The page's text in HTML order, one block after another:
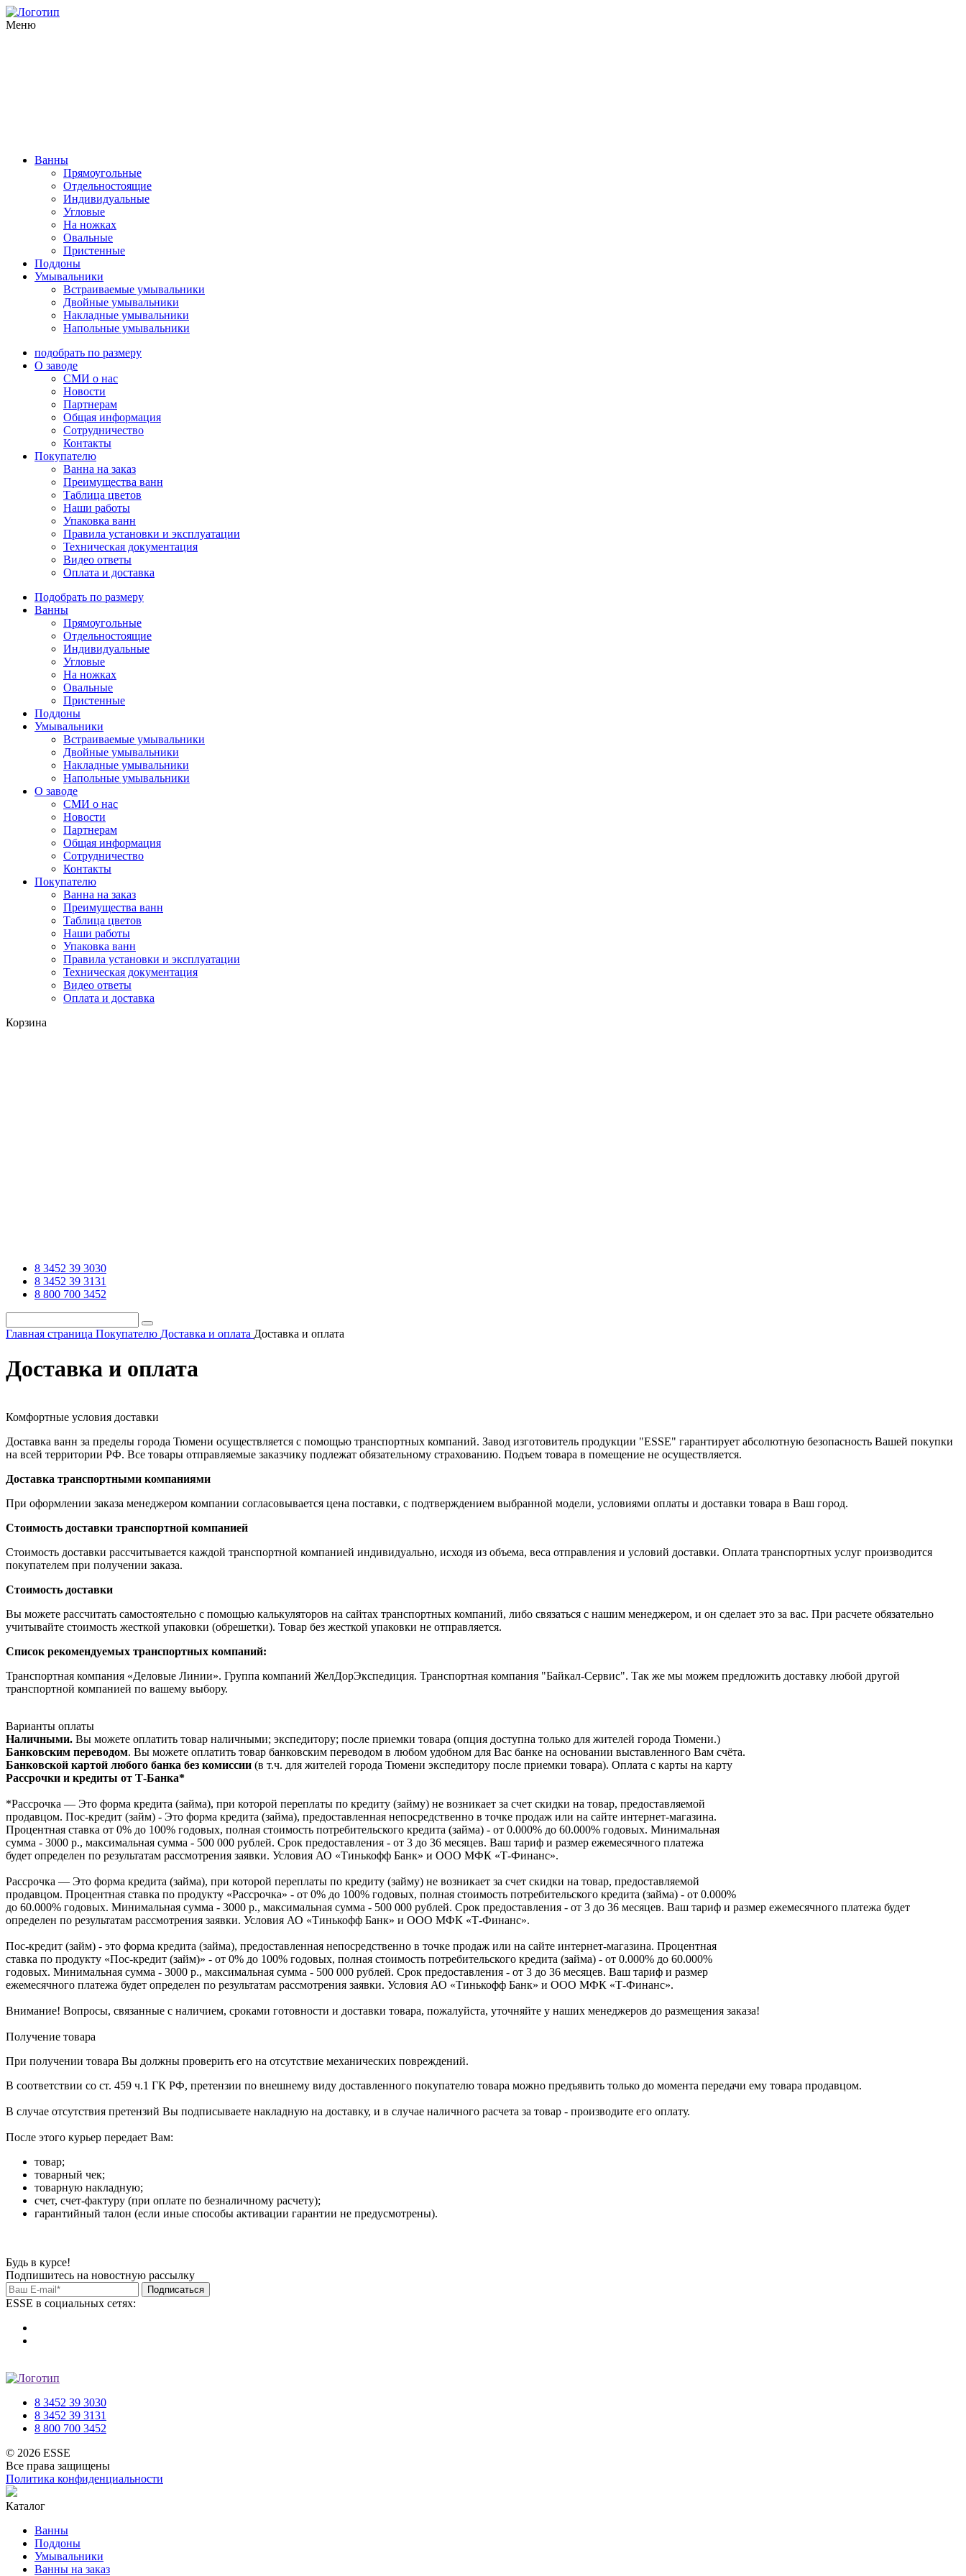
Меню
Ванны
Прямоугольные
Отдельностоящие
Индивидуальные
Угловые
На ножках
Овальные
Пристенные
Поддоны
Умывальники
Встраиваемые умывальники
Двойные умывальники
Накладные умывальники
Напольные умывальники
подобрать по размеру
О заводе
СМИ о нас
Новости
Партнерам
Общая информация
Сотрудничество
Контакты
Покупателю
Ванна на заказ
Преимущества ванн
Таблица цветов
Наши работы
Упаковка ванн
Правила установки и эксплуатации
Техническая документация
Видео ответы
Оплата и доставка
Подобрать по размеру
Ванны
Прямоугольные
Отдельностоящие
Индивидуальные
Угловые
На ножках
Овальные
Пристенные
Поддоны
Умывальники
Встраиваемые умывальники
Двойные умывальники
Накладные умывальники
Напольные умывальники
О заводе
СМИ о нас
Новости
Партнерам
Общая информация
Сотрудничество
Контакты
Покупателю
Ванна на заказ
Преимущества ванн
Таблица цветов
Наши работы
Упаковка ванн
Правила установки и эксплуатации
Техническая документация
Видео ответы
Оплата и доставка
Корзина
8 3452 39 3030
8 3452 39 3131
8 800 700 3452
Главная страница Покупателю Доставка и оплата Доставка и оплата
Доставка и оплата
Комфортные условия доставки
Доставка ванн за пределы города Тюмени осуществляется с помощью транспортных компаний. Завод изготовитель продукции "ESSE" гарантирует абсолютную безопасность Вашей покупки
на всей территории РФ. Все товары отправляемые заказчику подлежат обязательному страхованию. Подъем товара в помещение не осуществляется.
Доставка транспортными компаниями
При оформлении заказа менеджером компании согласовывается цена поставки, с подтверждением выбранной модели, условиями оплаты и доставки товара в Ваш город.
Стоимость доставки транспортной компанией
Стоимость доставки рассчитывается каждой транспортной компанией индивидуально, исходя из объема, веса отправления и условий доставки. Оплата транспортных услуг производится
покупателем при получении заказа.
Стоимость доставки
Вы можете рассчитать самостоятельно с помощью калькуляторов на сайтах транспортных компаний, либо связаться с нашим менеджером, и он сделает это за вас. При расчете обязательно
учитывайте стоимость жесткой упаковки (обрешетки). Товар без жесткой упаковки не отправляется.
Список рекомендуемых транспортных компаний:
Транспортная компания «Деловые Линии». Группа компаний ЖелДорЭкспедиция. Транспортная компания "Байкал-Сервис". Так же мы можем предложить доставку любой другой
транспортной компанией по вашему выбору.
Варианты оплаты
Наличными. Вы можете оплатить товар наличными; экспедитору; после приемки товара (опция доступна только для жителей города Тюмени.)
Банковским переводом. Вы можете оплатить товар банковским переводом в любом удобном для Вас банке на основании выставленного Вам счёта.
Банковской картой любого банка без комиссии (в т.ч. для жителей города Тюмени экспедитору после приемки товара). Оплата с карты на карту
Рассрочки и кредиты от Т-Банка*
*Рассрочка — Это форма кредита (займа), при которой переплаты по кредиту (займу) не возникает за счет скидки на товар, предоставляемой
продавцом. Пос-кредит (займ) - Это форма кредита (займа), предоставленная непосредственно в точке продаж или на сайте интернет-магазина.
Процентная ставка от 0% до 100% годовых, полная стоимость потребительского кредита (займа) - от 0.000% до 60.000% годовых. Минимальная
сумма - 3000 р., максимальная сумма - 500 000 рублей. Срок предоставления - от 3 до 36 месяцев. Ваш тариф и размер ежемесячного платежа
будет определен по результатам рассмотрения заявки. Условия АО «Тинькофф Банк» и ООО МФК «Т-Финанс».
Рассрочка — Это форма кредита (займа), при которой переплаты по кредиту (займу) не возникает за счет скидки на товар, предоставляемой
продавцом. Процентная ставка по продукту «Рассрочка» - от 0% до 100% годовых, полная стоимость потребительского кредита (займа) - от 0.000%
до 60.000% годовых. Минимальная сумма - 3000 р., максимальная сумма - 500 000 рублей. Срок предоставления - от 3 до 36 месяцев. Ваш тариф и размер ежемесячного платежа будет
определен по результатам рассмотрения заявки. Условия АО «Тинькофф Банк» и ООО МФК «Т-Финанс».
Пос-кредит (займ) - это форма кредита (займа), предоставленная непосредственно в точке продаж или на сайте интернет-магазина. Процентная
ставка по продукту «Пос-кредит (займ)» - от 0% до 100% годовых, полная стоимость потребительского кредита (займа) - от 0.000% до 60.000%
годовых. Минимальная сумма - 3000 р., максимальная сумма - 500 000 рублей. Срок предоставления - от 3 до 36 месяцев. Ваш тариф и размер
ежемесячного платежа будет определен по результатам рассмотрения заявки. Условия АО «Тинькофф Банк» и ООО МФК «Т-Финанс».
Внимание! Вопросы, связанные с наличием, сроками готовности и доставки товара, пожалуйста, уточняйте у наших менеджеров до размещения заказа!
Получение товара
При получении товара Вы должны проверить его на отсутствие механических повреждений.
В соответствии со ст. 459 ч.1 ГК РФ, претензии по внешнему виду доставленного покупателю товара можно предъявить только до момента передачи ему товара продавцом.
В случае отсутствия претензий Вы подписываете накладную на доставку, и в случае наличного расчета за товар - производите его оплату.
После этого курьер передает Вам:
товар;
товарный чек;
товарную накладную;
счет, счет-фактуру (при оплате по безналичному расчету);
гарантийный талон (если иные способы активации гарантии не предусмотрены).
Будь в курсе!
Подпишитесь на новостную рассылку
Подписаться
ESSE в социальных сетях:
8 3452 39 3030
8 3452 39 3131
8 800 700 3452
© 2026 ESSE
Все права защищены
Политика конфиденциальности
Каталог
Ванны
Поддоны
Умывальники
Ванны на заказ